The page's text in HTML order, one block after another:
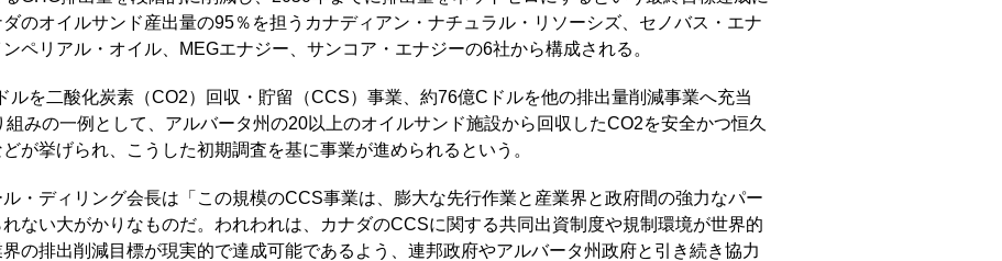
のオイルサンド産出量の95％を担うカナディアン・ナチュラル・リソーシズ、セノバス・エナ
ペリアル・オイル、MEGエナジー、サンコア・エナジーの6社から構成される。
ルを二酸化炭素（CO2）回収・貯留（CCS）事業、約76億Cドルを他の排出量削減事業へ充当
みの一例として、アルバータ州の20以上のオイルサンド施設から回収したCO2を安全かつ恒久
が挙げられ、こうした初期調査を基に事業が進められるという。
・ディリング会長は「この規模のCCS事業は、膨大な先行作業と産業界と政府間の強力なパー
ない大がかりなものだ。われわれは、カナダのCCSに関する共同出資制度や規制環境が世界的
の排出削減目標が現実的で達成可能であるよう、連邦政府やアルバータ州政府と引き続き協力